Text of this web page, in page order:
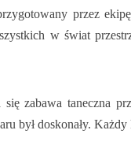
przez
w świat
się zabawa taneczna
był doskonały.